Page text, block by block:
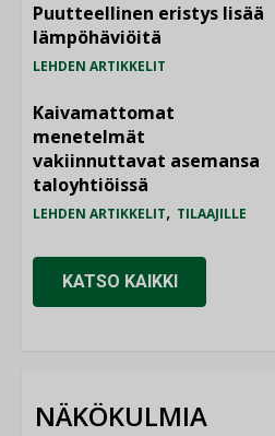
Puutteellinen eristys lisää
lämpöhäviöitä
LEHDEN ARTIKKELIT
Kaivamattomat
menetelmät
vakiinnuttavat asemansa
taloyhtiöissä
LEHDEN ARTIKKELIT, TILAAJILLE
KATSO KAIKKI
NÄKÖKULMIA